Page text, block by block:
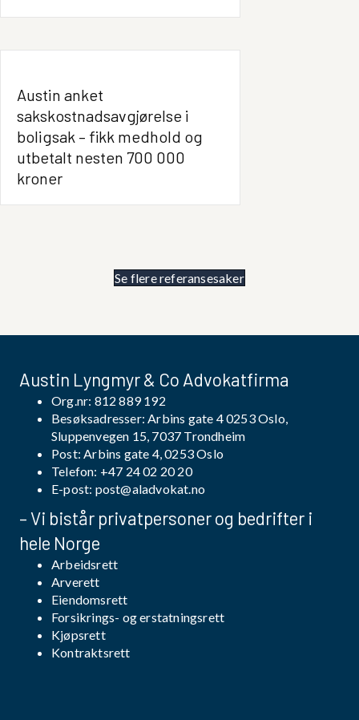
Austin anket
sakskostnadsavgjørelse i
boligsak – fikk medhold og
utbetalt nesten 700 000
kroner
Se flere referansesaker
Austin Lyngmyr & Co Advokatfirma
Org.nr: 812 889 192
Besøksadresser: Arbins gate 4 0253 Oslo,
Sluppenvegen 15, 7037 Trondheim
Post: Arbins gate 4, 0253 Oslo
Telefon: +47 24 02 20 20
E-post: post@aladvokat.no
– Vi bistår privatpersoner og bedrifter i
hele Norge
Arbeidsrett
Arverett
Eiendomsrett
Forsikrings- og erstatningsrett
Kjøpsrett
Kontraktsrett